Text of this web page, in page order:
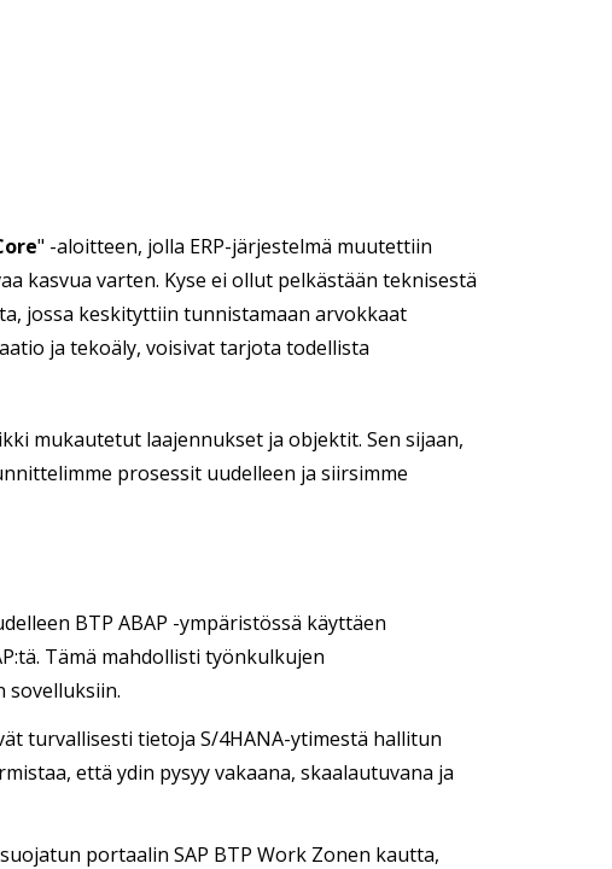
" -aloitteen, jolla ERP-järjestelmä muutettiin
kasvua varten. Kyse ei ollut pelkästään teknisestä
jossa keskityttiin tunnistamaan arvokkaat
ja tekoäly, voisivat tarjota todellista
mukautetut laajennukset ja objektit. Sen sijaan,
prosessit uudelleen ja siirsimme
BTP ABAP -ympäristössä käyttäen
Tämä mahdollisti työnkulkujen
sovelluksiin.
turvallisesti tietoja S/4HANA-ytimestä hallitun
että ydin pysyy vakaana, skaalautuvana ja
portaalin SAP BTP Work Zonen kautta,